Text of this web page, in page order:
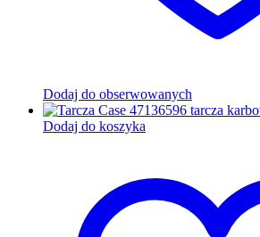
Dodaj do obserwowanych
Dodaj do koszyka